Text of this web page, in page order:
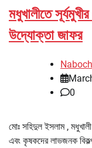
মধুখালীতে
উদ্যোক্তা জাফর
0
মোঃ সহিদুল ইসলাম ,
এবং কৃষকদের লাভজনক